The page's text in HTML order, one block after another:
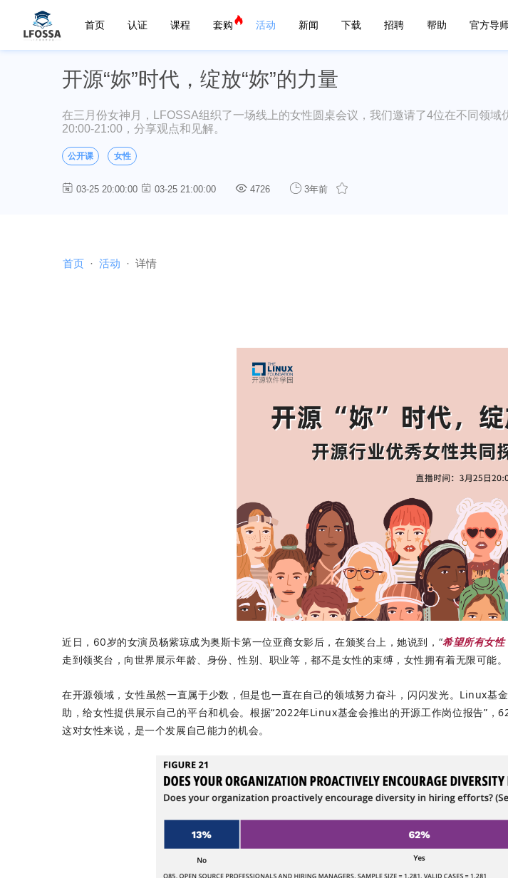
首页 认证 课程 套购 活动 新闻 下载 招聘 帮助 官方导
开源“妳”时代，绽放“妳”的力量
在三月份女神月，LFOSSA组织了一场线上的女性圆桌会议，我们邀请了4位在不同领域
20:00-21:00，分享观点和见解。
公开课 女性
03-25 20:00:00 03-25 21:00:00 4726 3年前
首页 活动 详情
近日，60岁的女演员杨紫琼成为奥斯卡第一位亚裔女影后，在颁奖台上，她说到，“希望所有女性
走到领奖台，向世界展示年龄、身份、性别、职业等，都不是女性的束缚，女性拥有着无限可能。
在开源领域，女性虽然一直属于少数，但是也一直在自己的领域努力奋斗，闪闪发光。Linux
助，给女性提供展示自己的平台和机会。根据“2022年Linux基金会推出的开源工作岗位报告”
这对女性来说，是一个发展自己能力的机会。